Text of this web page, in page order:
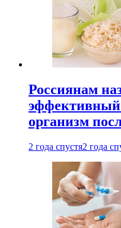
Россиянам
эффективный
организм
2 года спустя2 года